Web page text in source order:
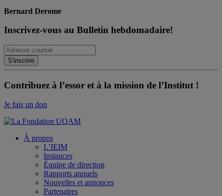
Bernard Derome
Inscrivez-vous au Bulletin hebdomadaire!
Contribuez à l’essor et à la mission de l’Institut !
Je fais un don
À propos
L’IEIM
Instances
Équipe de direction
Rapports annuels
Nouvelles et annonces
Partenaires